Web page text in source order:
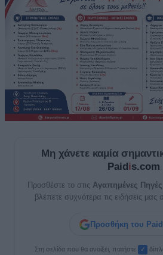
Μη χάνετε καμία
Paidis.com
Προσθέστε το στις Αγαπημένες
βλέπετε συχνότερα τις ειδήσεις
Προσθήκη του
Στη σελίδα που θα ανοίξει, πατήστε ✓